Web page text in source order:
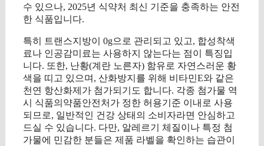
수 있으나, 2025년 식약처 최신 기준을 충족하는 안전
한 식품입니다.
특히 트랜스지방이 0g으로 관리되고 있고, 합성착색
료나 인공감미료는 사용하지 않는다는 점이 특징입
니다. 또한, 난황(계란 노른자) 함유로 자연스러운 황
색을 띠고 있으며, 산화방지를 위해 비타민E와 같은
천연 항산화제가 첨가되기도 합니다. 각종 첨가물 역
시 식품의약품안전처가 정한 허용기준 이내로 사용
되므로, 일반적인 건강 상태의 소비자라면 안심하고
드실 수 있습니다. 다만, 알레르기 체질이나 특정 첨
가물에 민감한 분들은 제품 라벨을 확인하는 습관이